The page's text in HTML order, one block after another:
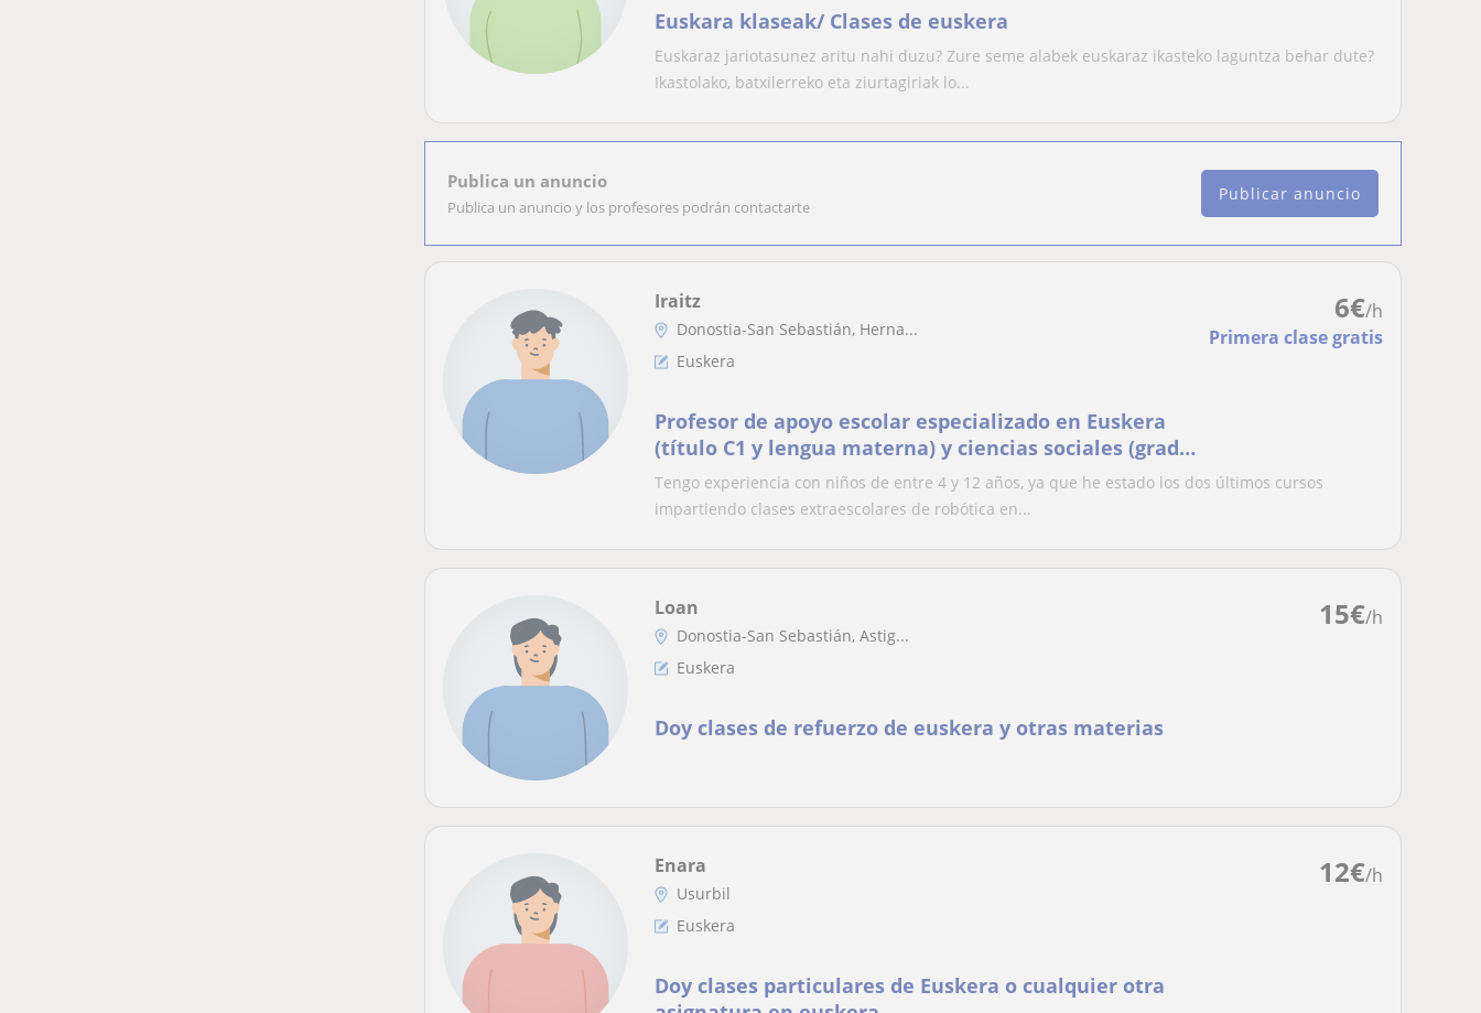
Euskara klaseak/ Clases de euskera
Euskaraz jariotasunez aritu nahi duzu? Zure seme alabek euskaraz ikasteko laguntza behar dute?
Ikastolako, batxilerreko eta ziurtagiriak lo...
Publica un anuncio
Publica un anuncio y los profesores podrán contactarte
Publicar anuncio
6€/h
Primera clase gratis
Iraitz
Donostia-San Sebastián, Herna...
Euskera
Profesor de apoyo escolar especializado en Euskera
(título C1 y lengua materna) y ciencias sociales (grado
de historia)
Tengo experiencia con niños de entre 4 y 12 años, ya que he estado los dos últimos cursos
impartiendo clases extraescolares de robótica en...
15€/h
Loan
Donostia-San Sebastián, Astig...
Euskera
Doy clases de refuerzo de euskera y otras materias
12€/h
Enara
Usurbil
Euskera
Doy clases particulares de Euskera o cualquier otra